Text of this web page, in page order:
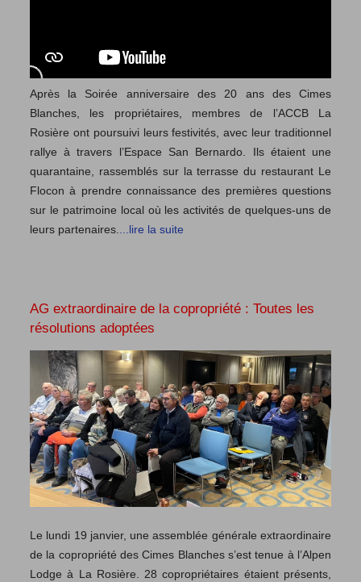
Après la Soirée anniversaire des 20 ans des Cimes
Blanches, les propriétaires, membres de l’ACCB La
Rosière ont poursuivi leurs festivités, avec leur traditionnel
rallye à travers l’Espace San Bernardo. Ils étaient une
quarantaine, rassemblés sur la terrasse du restaurant Le
Flocon à prendre connaissance des premières questions
sur le patrimoine local où les activités de quelques-uns de
leurs partenaires.
...lire la suite
AG extraordinaire de la copropriété : Toutes les
résolutions adoptées
Le lundi 19 janvier, une assemblée générale extraordinaire
de la copropriété des Cimes Blanches s’est tenue à l’Alpen
Lodge à La Rosière. 28 copropriétaires étaient présents,